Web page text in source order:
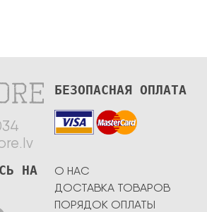
БЕЗОПАСНАЯ ОПЛАТА
О НАС
ДОСТАВКА ТОВАРОВ
ПОРЯДОК ОПЛАТЫ
НА